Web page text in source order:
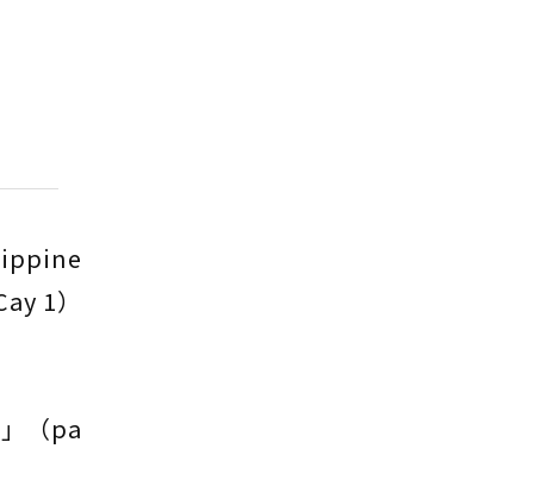
1）
（pa